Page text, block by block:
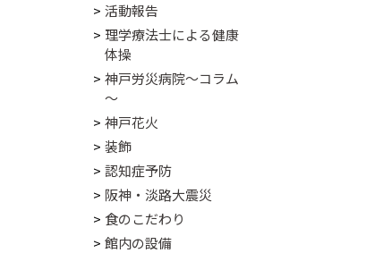
活動報告
理学療法士による健康
体操
神戸労災病院～コラム
～
神戸花火
装飾
認知症予防
阪神・淡路大震災
食のこだわり
館内の設備